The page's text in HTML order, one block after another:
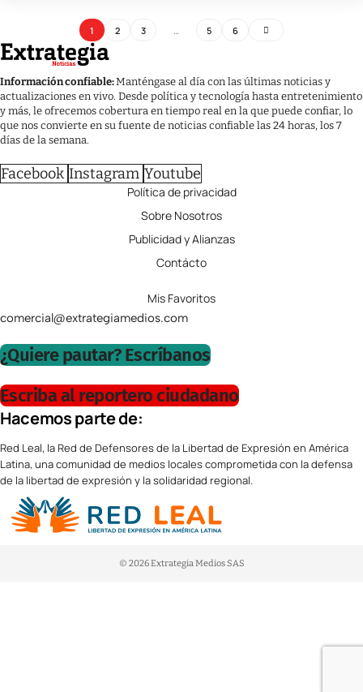
1 2 3 … 5 6
Información confiable:Manténgase al día con las últimas noticias y
actualizaciones en vivo. Desde política y tecnología hasta entretenimiento
y más, le ofrecemos cobertura en tiempo real en la que puede confiar, lo
que nos convierte en su fuente de noticias confiable las 24 horas, los 7
días de la semana.
Facebook Instagram Youtube
Política de privacidad
Sobre Nosotros
Publicidad y Alianzas
Contácto
Mis Favoritos
comercial@extrategiamedios.com
¿Quiere pautar? Escríbanos
Escriba al reportero ciudadano
Hacemos parte de:
Red Leal, la Red de Defensores de la Libertad de Expresión en América
Latina, una comunidad de medios locales comprometida con la defensa
de la libertad de expresión y la solidaridad regional.
© 2026 Extrategia Medios SAS